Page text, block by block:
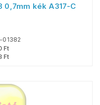
0,7mm kék A317-C
01382
Ft
Ft